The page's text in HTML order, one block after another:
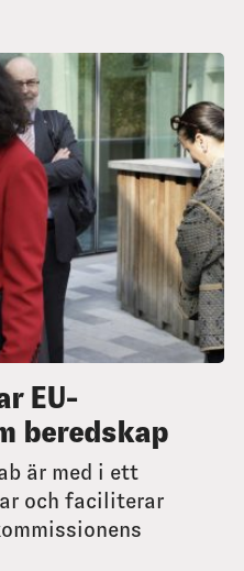
EU-
beredskap
är med i ett
och faciliterar